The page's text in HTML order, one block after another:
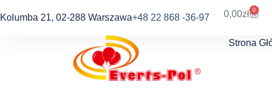
Kolumba 21, 02-288 Warszawa+48 22 868 -36-97 0,00zł 0
Strona